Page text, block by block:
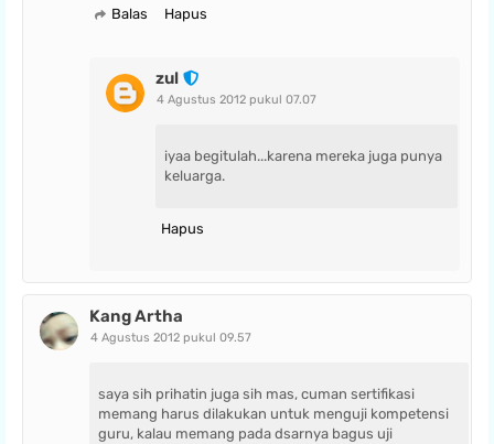
Balas Hapus
zul
4 Agustus 2012 pukul 07.07
iyaa begitulah...karena mereka juga punya
keluarga.
Hapus
Kang Artha
4 Agustus 2012 pukul 09.57
saya sih prihatin juga sih mas, cuman sertifikasi
memang harus dilakukan untuk menguji kompetensi
guru, kalau memang pada dsarnya bagus uji